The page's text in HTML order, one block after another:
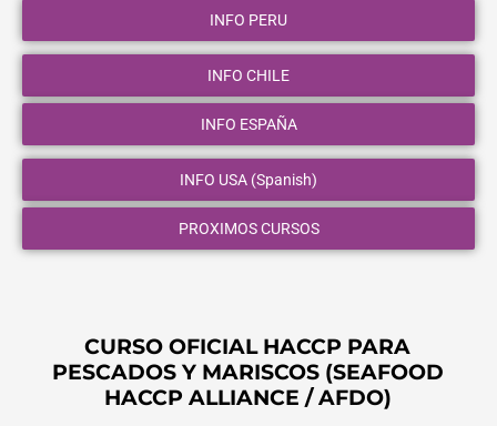
INFO PERU
INFO CHILE
INFO ESPAÑA
INFO USA (Spanish)
PROXIMOS CURSOS
CURSO OFICIAL HACCP PARA
PESCADOS Y MARISCOS (SEAFOOD
HACCP ALLIANCE / AFDO)